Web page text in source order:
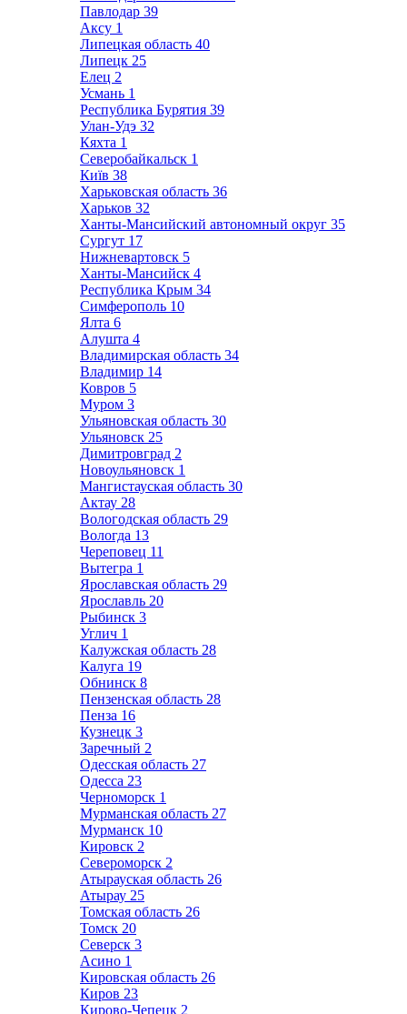
Павлодар 39
Аксу 1
Липецкая область 40
Липецк 25
Елец 2
Усмань 1
Республика Бурятия 39
Улан-Удэ 32
Кяхта 1
Северобайкальск 1
Київ 38
Харьковская область 36
Харьков 32
Ханты-Мансийский автономный округ 35
Сургут 17
Нижневартовск 5
Ханты-Мансийск 4
Республика Крым 34
Симферополь 10
Ялта 6
Алушта 4
Владимирская область 34
Владимир 14
Ковров 5
Муром 3
Ульяновская область 30
Ульяновск 25
Димитровград 2
Новоульяновск 1
Мангистауская область 30
Актау 28
Вологодская область 29
Вологда 13
Череповец 11
Вытегра 1
Ярославская область 29
Ярославль 20
Рыбинск 3
Углич 1
Калужская область 28
Калуга 19
Обнинск 8
Пензенская область 28
Пенза 16
Кузнецк 3
Заречный 2
Одесская область 27
Одесса 23
Черноморск 1
Мурманская область 27
Мурманск 10
Кировск 2
Североморск 2
Атырауская область 26
Атырау 25
Томская область 26
Томск 20
Северск 3
Асино 1
Кировская область 26
Киров 23
Кирово-Чепецк 2